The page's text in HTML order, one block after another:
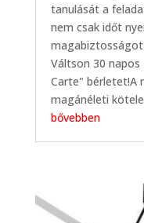
tanulását a
nem csak időt
Váltson 30
Carte" bérletet!A
magánéleti
bővebben